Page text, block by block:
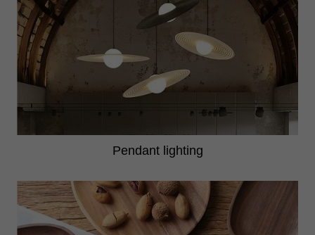
Pendant lighting